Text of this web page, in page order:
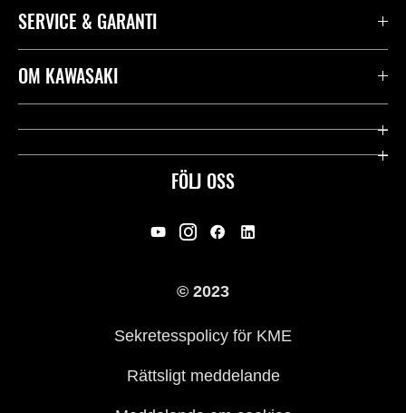
FÖLJ OSS
SERVICE & GARANTI
Kontakta oss
Användbara länkar
Rättsligt & Sekretess
OM KAWASAKI
Företag
© 2023
Sekretesspolicy för KME
Rättsligt meddelande